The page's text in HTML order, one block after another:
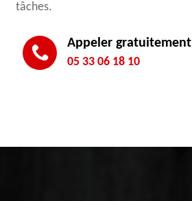
tâches.
Appeler gratuitement
05 33 06 18 10